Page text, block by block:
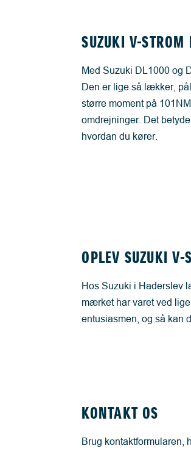
SUZUKI V-
Med Suzuki DL1000 og
Den er lige så lækker,
større moment på
omdrejninger. Det
hvordan du kører.
OPLEV SUZUKI V-
Hos Suzuki i Haderslev
mærket har varet ved
entusiasmen, og så kan
KONTAKT OS
Brug kontaktformularen,